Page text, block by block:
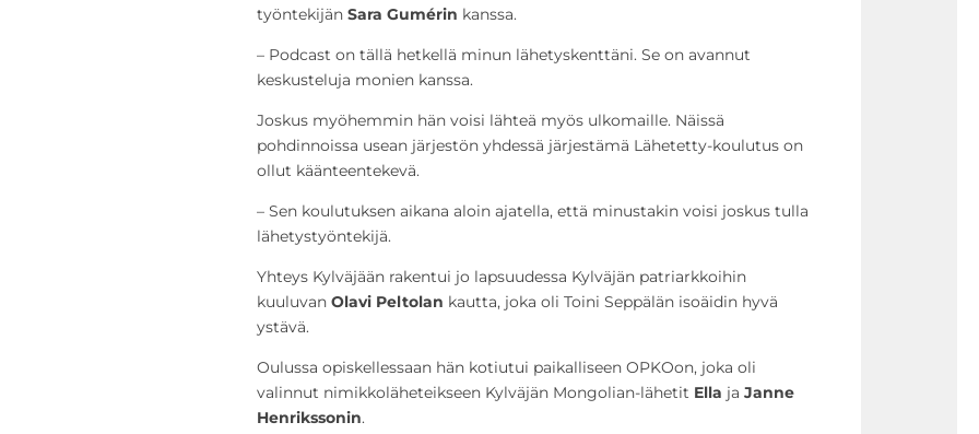
työntekijän Sara Gumérin kanssa.
– Podcast on tällä hetkellä minun lähetyskenttäni. Se on avannut
keskusteluja monien kanssa.
Joskus myöhemmin hän voisi lähteä myös ulkomaille. Näissä
pohdinnoissa usean järjestön yhdessä järjestämä Lähetetty-koulutus on
ollut käänteentekevä.
– Sen koulutuksen aikana aloin ajatella, että minustakin voisi joskus tulla
lähetystyöntekijä.
Yhteys Kylväjään rakentui jo lapsuudessa Kylväjän patriarkkoihin
kuuluvan Olavi Peltolan kautta, joka oli Toini Seppälän isoäidin hyvä
ystävä.
Oulussa opiskellessaan hän kotiutui paikalliseen OPKOon, joka oli
valinnut nimikkoläheteikseen Kylväjän Mongolian-lähetit Ella ja Janne
Henrikssonin.